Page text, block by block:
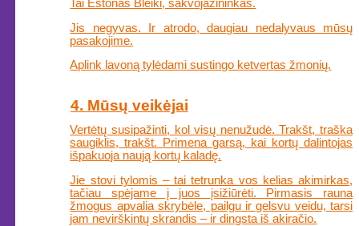
Tai Eštonas Bleiki, sakvojažininkas.
Jis negyvas. Ir atrodo, daugiau nedalyvaus mūsų
pasakojime.
Aplink lavoną tylėdami sustingo ketvertas žmonių.
4. Mūsų veikėjai
Vertėtų susipažinti, kol visų nenužudė. Trakšt, traška
saugiklis, trakšt. Primena garsą, kai kortų dalintojas
išpakuoja naują kortų kaladę.
Jie stovi tylomis – tai tetrunka vos kelias akimirkas,
tačiau spėjame į juos įsižiūrėti. Pirmasis rauna
žmogus apvalia skrybėle, pailgu ir gelsvu veidu, tarsi
jam nevirškintų skrandis – ir dingsta iš akiračio.